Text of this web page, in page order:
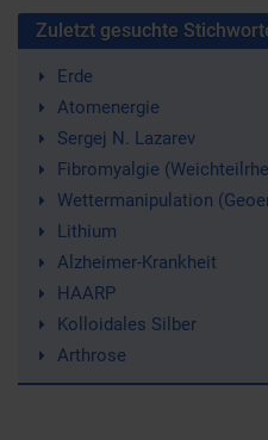
Zuletzt gesuchte
Erde
Atomenergie
Sergej N. Lazarev
Fibromyalgie
Wettermanipulation
Lithium
Alzheimer-Krankheit
HAARP
Kolloidales Silber
Arthrose